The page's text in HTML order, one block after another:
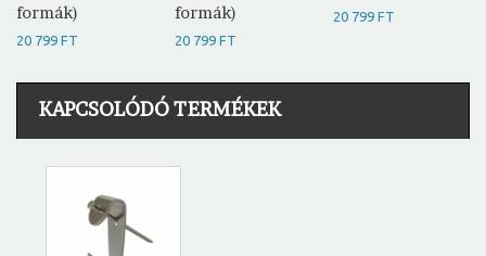
formák)
20 799 FT
formák)
20 799 FT
20 799 FT
KAPCSOLÓDÓ TERMÉKEK